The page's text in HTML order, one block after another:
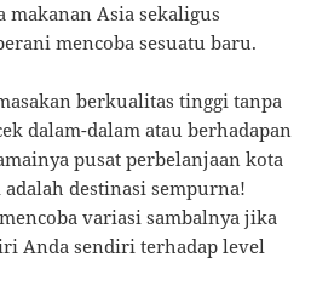
makanan Asia sekaligus
mencoba sesuatu baru.
berkualitas tinggi tanpa
dalam-dalam atau berhadapan
pusat perbelanjaan kota
destinasi sempurna!
variasi sambalnya jika
Anda sendiri terhadap level